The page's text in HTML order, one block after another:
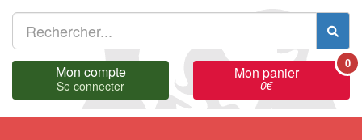
Mon compte
Se connecter
Mon panier
0€
0